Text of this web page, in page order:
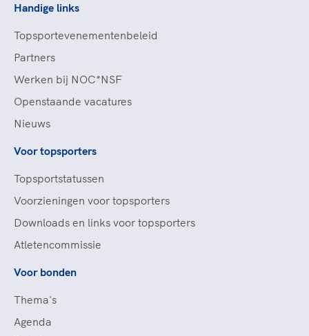
Handige links
Topsportevenementenbeleid
Partners
Werken bij NOC*NSF
Openstaande vacatures
Nieuws
Voor topsporters
Topsportstatussen
Voorzieningen voor topsporters
Downloads en links voor topsporters
Atletencommissie
Voor bonden
Thema's
Agenda